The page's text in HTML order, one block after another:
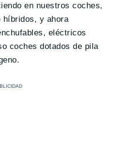
en nuestros coches,
híbridos, y ahora
eléctricos
coches dotados de pila